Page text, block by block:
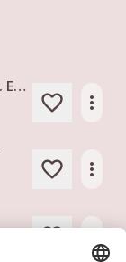
Undone 2013 - PETER FINC feat. EPHRAIM SALZMANN
more_horiz
more_horiz